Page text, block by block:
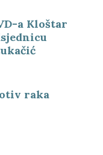
a Kloštar
raka